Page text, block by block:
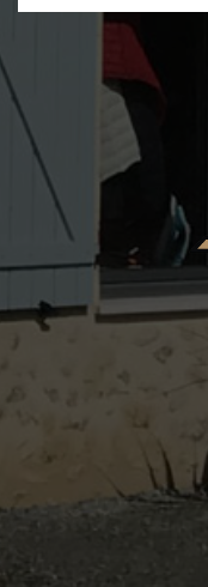
séparé, pièce en
Terrasse, cave
Idéal projet pro/
mais bon potentiel.